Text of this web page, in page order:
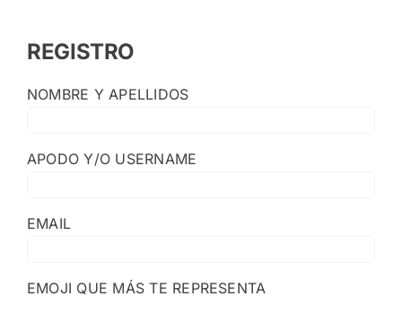
REGISTRO
NOMBRE Y APELLIDOS
APODO Y/O USERNAME
EMAIL
EMOJI QUE MÁS TE REPRESENTA